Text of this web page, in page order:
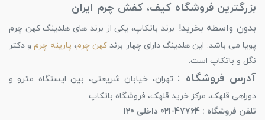
بزرگترین فروشگاه کیف، کفش چرم ایران
بدون واسطه بخرید! برند باتکاپ، یکی از برند های هلدینگ کهن چرم
پویا می باشد. این هلدینگ دارای چهار برندکهن چرم، پارینه چرمو دکتر
نگل و باتکاپ است.
آدرس فروشگاه : تهران، خیابان شریعتی، بین ایستگاه مترو و
دوراهی قلهک، مرکز خرید قلهک، فروشگاه باتکاپ
تلفن فروشگاه : 47764-021 داخلی 120